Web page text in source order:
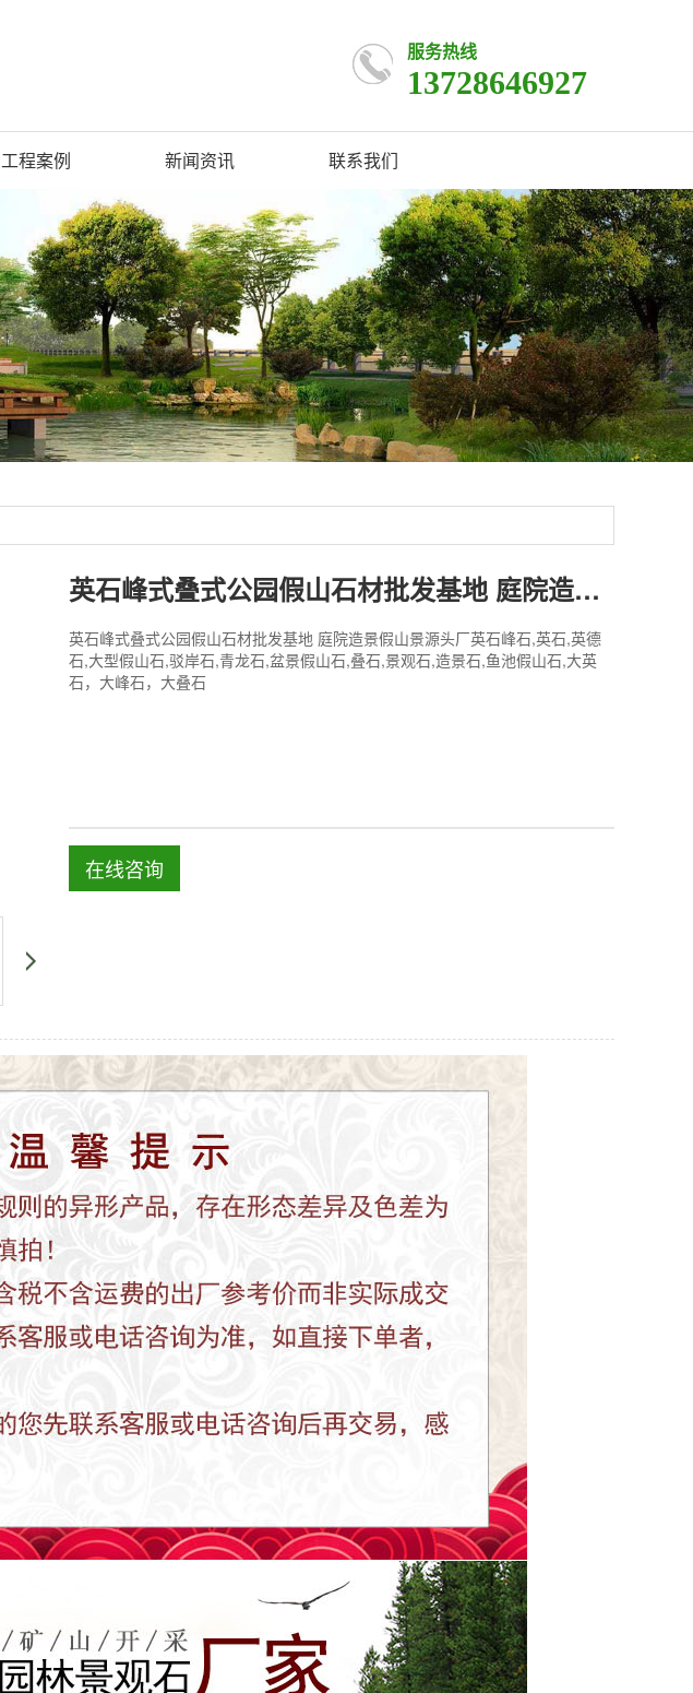
服务热线
13728646927
工程案例 新闻资讯 联系我们
英石峰式叠式公园假山石材批发基地 庭院造景假山景源头厂
英石峰式叠式公园假山石材批发基地 庭院造景假山景源头厂英石峰石,英石,英德
石,大型假山石,驳岸石,青龙石,盆景假山石,叠石,景观石,造景石,鱼池假山石,大英
石，大峰石，大叠石
在线咨询